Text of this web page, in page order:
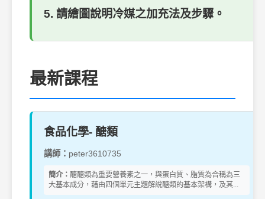
5. 請繪圖說明冷媒之加充法及步驟。
最新課程
食品化學- 醣類
講師： peter3610735
簡介： 醣醣類為重要營養素之一，與蛋白質、脂質為合稱為三
大基本成分，藉由四個單元主題解說醣類的基本架構，及其...